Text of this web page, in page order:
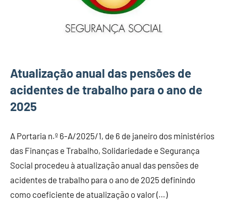
Atualização anual das pensões de
acidentes de trabalho para o ano de
2025
A Portaria n.º 6-A/2025/1, de 6 de janeiro dos ministérios
das Finanças e Trabalho, Solidariedade e Segurança
Social procedeu à atualização anual das pensões de
acidentes de trabalho para o ano de 2025 definindo
como coeficiente de atualização o valor (…)